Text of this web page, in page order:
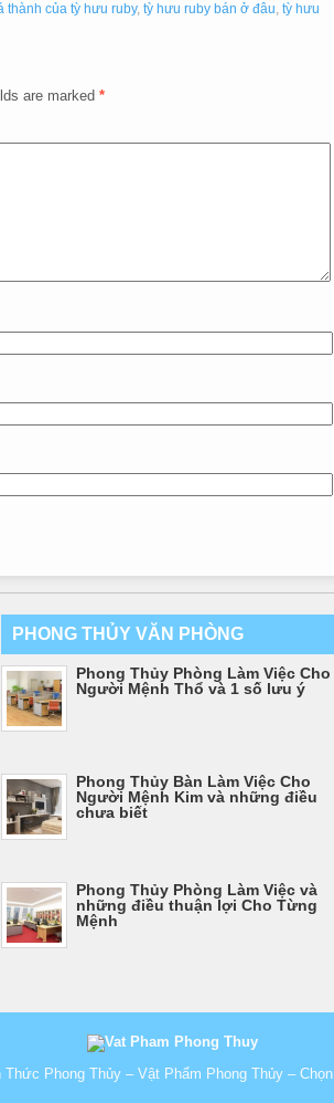
thành của tỳ hưu ruby, tỳ hưu ruby bán ở đâu, tỳ hưu
are marked *
PHONG THỦY VĂN PHÒNG
Phong Thủy Phòng Làm Việc Cho
Người Mệnh Thổ và 1 số lưu ý
Phong Thủy Bàn Làm Việc Cho
Người Mệnh Kim và những điều
chưa biết
Phong Thủy Phòng Làm Việc và
những điều thuận lợi Cho Từng
Mệnh
Thức Phong Thủy – Vật Phẩm Phong Thủy –